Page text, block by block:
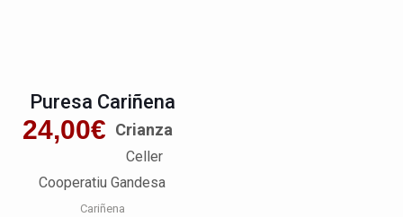
Puresa Cariñena
24,00€ Crianza
Celler
Cooperatiu Gandesa
Cariñena